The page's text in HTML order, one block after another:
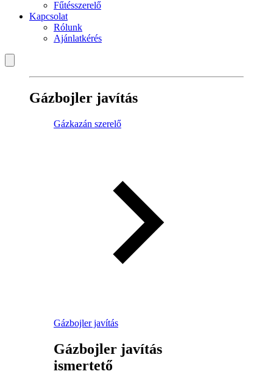
Fűtésszerelő
Kapcsolat
Rólunk
Ajánlatkérés
Gázbojler javítás
Gázkazán szerelő
Gázbojler javítás
Gázbojler javítás
ismertető